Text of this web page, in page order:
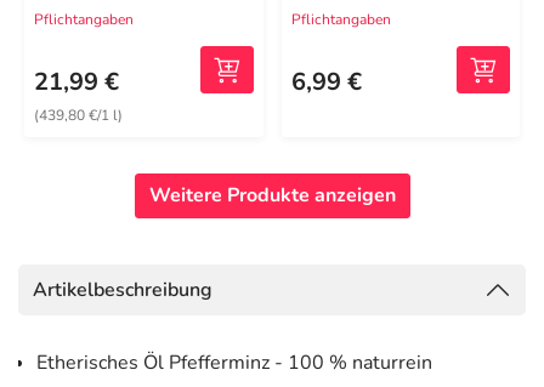
Pflichtangaben
21,99 €
(439,80 €/1 l)
Pflichtangaben
6,99 €
Weitere Produkte anzeigen
Artikelbeschreibung
Etherisches Öl Pfefferminz - 100 % naturrein